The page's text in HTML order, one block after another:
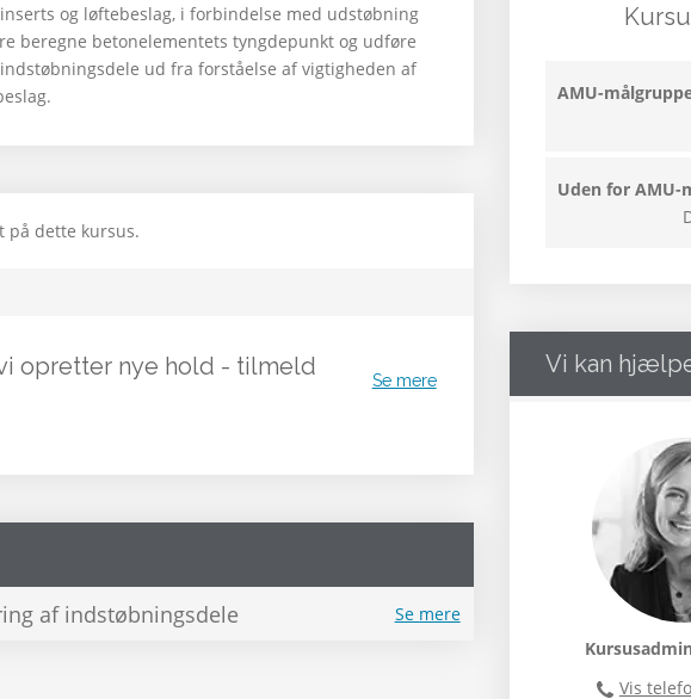
og løftebeslag, i forbindelse med udstøbning
beregne betonelementets tyngdepunkt og udføre
ud fra forståelse af vigtigheden af
på dette kursus.
opretter nye hold - tilmeld
Se mere
af indstøbningsdele Se mere
AMU-
Uden for AMU-
Vi kan
Vis